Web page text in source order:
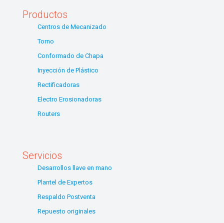
Productos
Centros de Mecanizado
Torno
Conformado de Chapa
Inyección de Plástico
Rectificadoras
Electro Erosionadoras
Routers
Servicios
Desarrollos llave en mano
Plantel de Expertos
Respaldo Postventa
Repuesto originales